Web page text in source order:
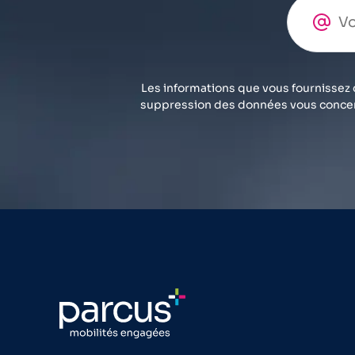
Les informations que vous
suppression des données vous